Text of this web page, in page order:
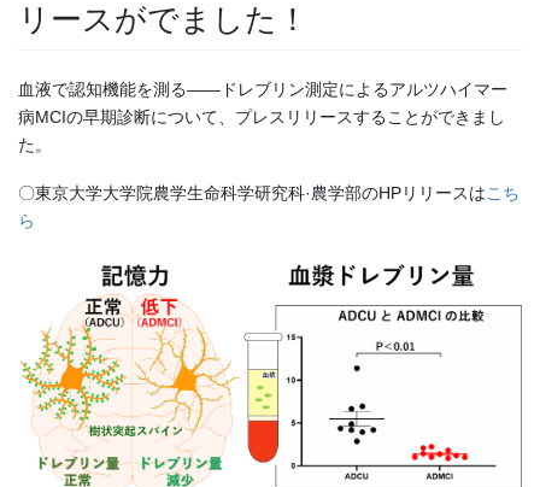
リースがでました！
血液で認知機能を測る――ドレブリン測定によるアルツハイマー
病MCIの早期診断について、プレスリリースすることができまし
た。
〇東京大学大学院農学生命科学研究科·農学部のHPリリースはこち
ら